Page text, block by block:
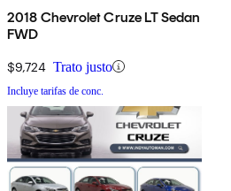
2018 Chevrolet Cruze LT Sedan
FWD
$9,724 Trato justo
Incluye tarifas de conc.